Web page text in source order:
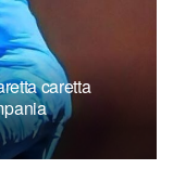
caretta